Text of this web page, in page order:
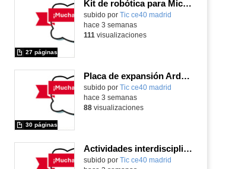
Kit de robótica para Micro:Bit
Contenido educativo.
subido por Tic ce40 madrid
27 páginas
hace 3 semanas
111 visualizaciones
Placa de expansión Arduino
Contenido educativo.
subido por Tic ce40 madrid
30 páginas
hace 3 semanas
88visualizaciones
Actividades interdisciplinares con robótica y pensamiento computacional
Contenido educativo.
subido por Tic ce40 madrid